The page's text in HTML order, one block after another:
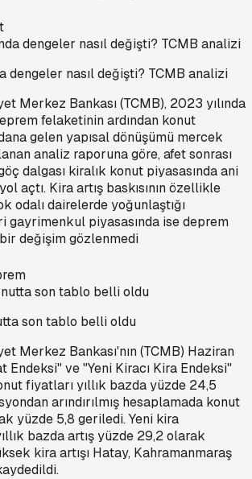
dengeler nasıl değişti? TCMB analizi
Merkez Bankası (TCMB), 2023 yılında
felaketinin ardından konut
gelen yapısal dönüşümü mercek
analiz raporuna göre, afet sonrası
dalgası kiralık konut piyasasında ani
açtı. Kira artış baskısının özellikle
odalı dairelerde yoğunlaştığı
gayrimenkul piyasasında ise deprem
değişim gözlenmedi
son tablo belli oldu
Merkez Bankası'nın (TCMB) Haziran
Endeksi" ve "Yeni Kiracı Kira Endeksi"
fiyatları yıllık bazda yüzde 24,5
arındırılmış hesaplamada konut
yüzde 5,8 geriledi. Yeni kira
bazda artış yüzde 29,2 olarak
kira artışı Hatay, Kahramanmaraş